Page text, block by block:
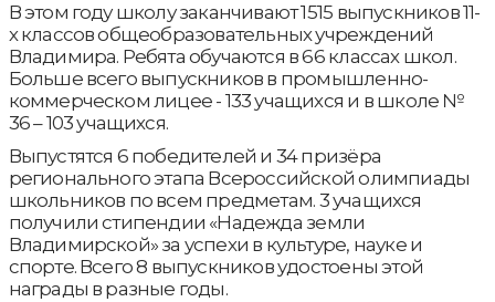
В этом году школу заканчивают 1515 выпускников 11-
х классов общеобразовательных учреждений
Владимира. Ребята обучаются в 66 классах школ.
Больше всего выпускников в промышленно-
коммерческом лицее - 133 учащихся и в школе №
36 – 103 учащихся.
Выпустятся 6 победителей и 34 призёра
регионального этапа Всероссийской олимпиады
школьников по всем предметам. 3 учащихся
получили стипендии «Надежда земли
Владимирской» за успехи в культуре, науке и
спорте. Всего 8 выпускников удостоены этой
награды в разные годы.